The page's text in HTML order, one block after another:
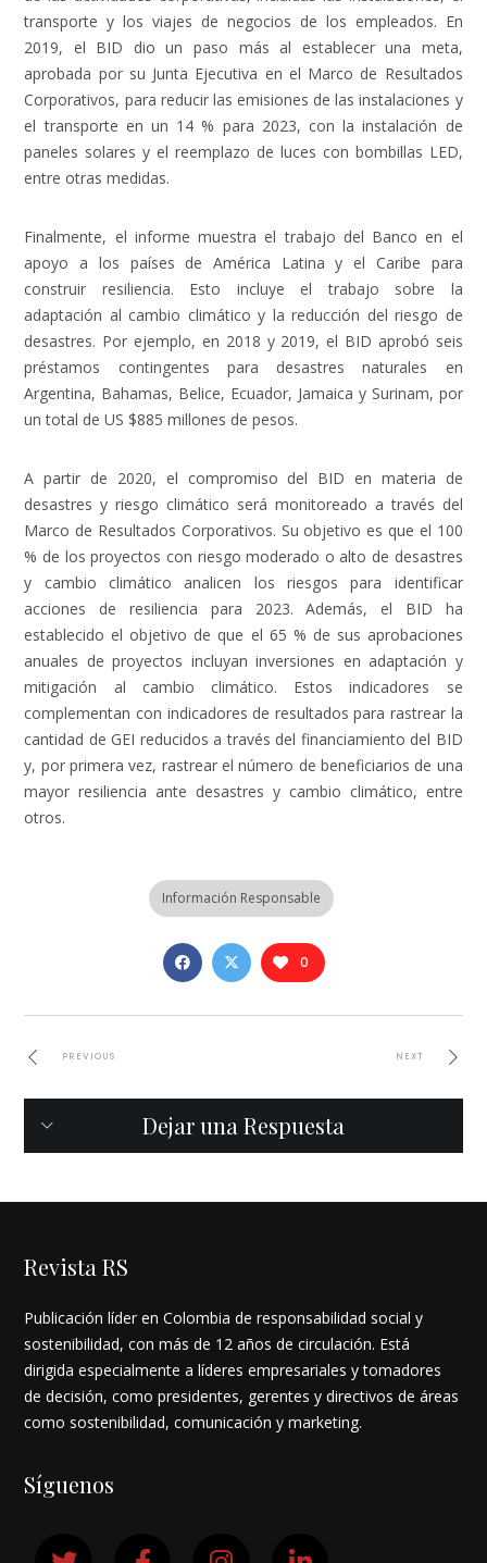
transporte y los viajes de negocios de los empleados. En
2019, el BID dio un paso más al establecer una meta,
aprobada por su Junta Ejecutiva en el Marco de Resultados
Corporativos, para reducir las emisiones de las instalaciones y
el transporte en un 14 % para 2023, con la instalación de
paneles solares y el reemplazo de luces con bombillas LED,
entre otras medidas.
Finalmente, el informe muestra el trabajo del Banco en el
apoyo a los países de América Latina y el Caribe para
construir resiliencia. Esto incluye el trabajo sobre la
adaptación al cambio climático y la reducción del riesgo de
desastres. Por ejemplo, en 2018 y 2019, el BID aprobó seis
préstamos contingentes para desastres naturales en
Argentina, Bahamas, Belice, Ecuador, Jamaica y Surinam, por
un total de US $885 millones de pesos.
A partir de 2020, el compromiso del BID en materia de
desastres y riesgo climático será monitoreado a través del
Marco de Resultados Corporativos. Su objetivo es que el 100
% de los proyectos con riesgo moderado o alto de desastres
y cambio climático analicen los riesgos para identificar
acciones de resiliencia para 2023. Además, el BID ha
establecido el objetivo de que el 65 % de sus aprobaciones
anuales de proyectos incluyan inversiones en adaptación y
mitigación al cambio climático. Estos indicadores se
complementan con indicadores de resultados para rastrear la
cantidad de GEI reducidos a través del financiamiento del BID
y, por primera vez, rastrear el número de beneficiarios de una
mayor resiliencia ante desastres y cambio climático, entre
otros.
Información Responsable
0
PREVIOUS NEXT
Dejar una Respuesta
Revista RS
Publicación líder en Colombia de responsabilidad social y
sostenibilidad, con más de 12 años de circulación. Está
dirigida especialmente a líderes empresariales y tomadores
de decisión, como presidentes, gerentes y directivos de áreas
como sostenibilidad, comunicación y marketing.
Síguenos